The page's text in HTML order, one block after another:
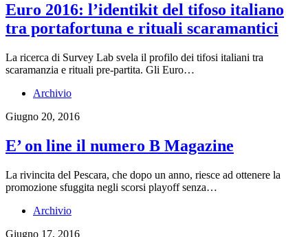
Euro 2016: l’identikit del tifoso italiano
tra portafortuna e rituali scaramantici
La ricerca di Survey Lab svela il profilo dei tifosi italiani tra
scaramanzia e rituali pre-partita. Gli Euro…
Archivio
Giugno 20, 2016
E’ on line il numero B Magazine
La rivincita del Pescara, che dopo un anno, riesce ad ottenere la
promozione sfuggita negli scorsi playoff senza…
Archivio
Giugno 17, 2016